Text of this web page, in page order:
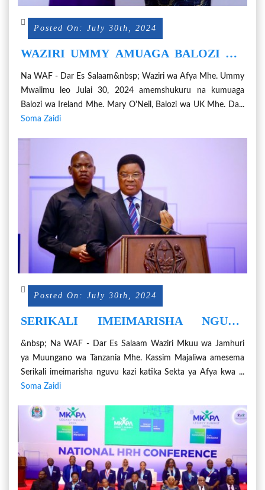
Posted On: July 30th, 2024
WAZIRI UMMY AMUAGA BALOZI WA
Na WAF - Dar Es Salaam&nbsp; Waziri wa Afya Mhe. Ummy
Mwalimu leo Julai 30, 2024 amemshukuru na kumuaga
Balozi wa Ireland Mhe. Mary O'Neil, Balozi wa UK Mhe. Da...
Soma Zaidi
Posted On: July 30th, 2024
SERIKALI IMEIMARISHA NGUVU
&nbsp; Na WAF - Dar Es Salaam Waziri Mkuu wa Jamhuri
ya Muungano wa Tanzania Mhe. Kassim Majaliwa amesema
Serikali imeimarisha nguvu kazi katika Sekta ya Afya kwa ...
Soma Zaidi